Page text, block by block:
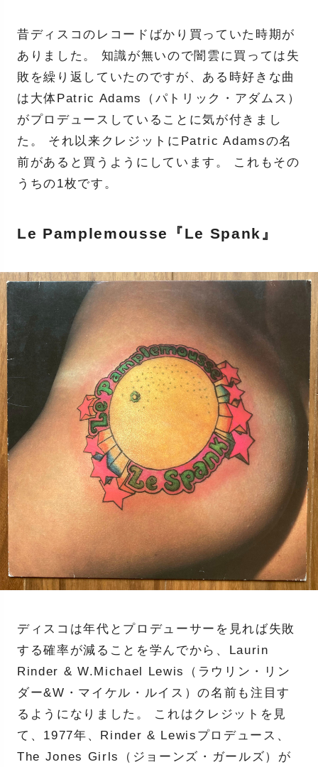
昔ディスコのレコードばかり買っていた時期が
ありました。 知識が無いので闇雲に買っては失
敗を繰り返していたのですが、ある時好きな曲
は大体Patric Adams（パトリック・アダムス）
がプロデュースしていることに気が付きまし
た。 それ以来クレジットにPatric Adamsの名
前があると買うようにしています。 これもその
うちの1枚です。
Le Pamplemousse『Le Spank』
ディスコは年代とプロデューサーを見れば失敗
する確率が減ることを学んでから、Laurin
Rinder & W.Michael Lewis（ラウリン・リン
ダー&W・マイケル・ルイス）の名前も注目す
るようになりました。 これはクレジットを見
て、1977年、Rinder & Lewisプロデュース、
The Jones Girls（ジョーンズ・ガールズ）が